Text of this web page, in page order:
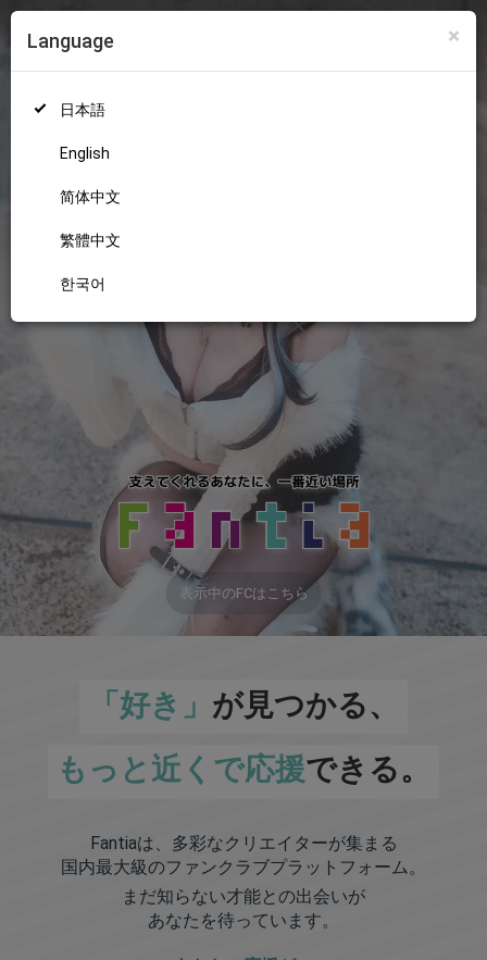
×
Language
日本語
English
简体中文
繁體中文
한국어
18+
表示中のFCはこちら
「好き」 が見つかる、
もっと近くで応援できる。
Fantiaは、多彩なクリエイターが集まる
国内最大級のファンクラブプラットフォーム。
まだ知らない才能との出会いが
あなたを待っています。